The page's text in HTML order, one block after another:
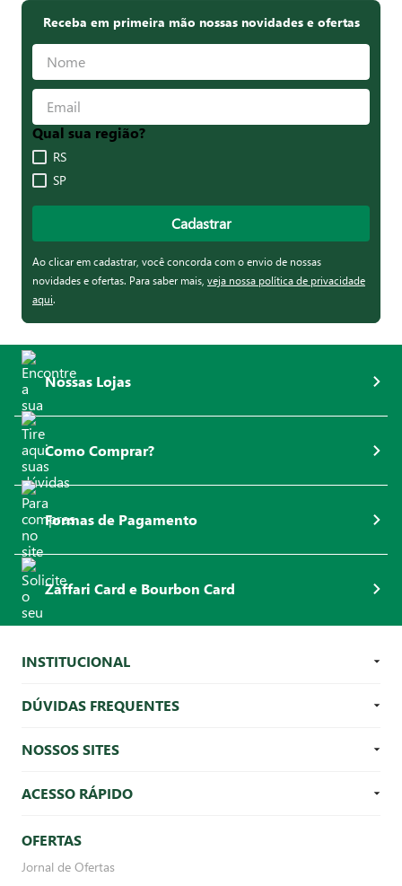
Receba em primeira mão nossas novidades e ofertas
Qual sua região?
RS
SP
Cadastrar
Ao clicar em cadastrar, você concorda com o envio de nossas
novidades e ofertas. Para saber mais, veja nossa política de privacidade
aqui.
Nossas Lojas
Como Comprar?
Formas de Pagamento
Zaffari Card e Bourbon Card
INSTITUCIONAL
DÚVIDAS FREQUENTES
NOSSOS SITES
ACESSO RÁPIDO
OFERTAS
Jornal de Ofertas